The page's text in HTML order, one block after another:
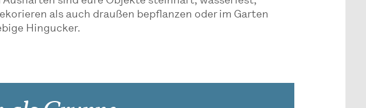
als auch draußen bepflanzen oder im Garten
Hingucker.